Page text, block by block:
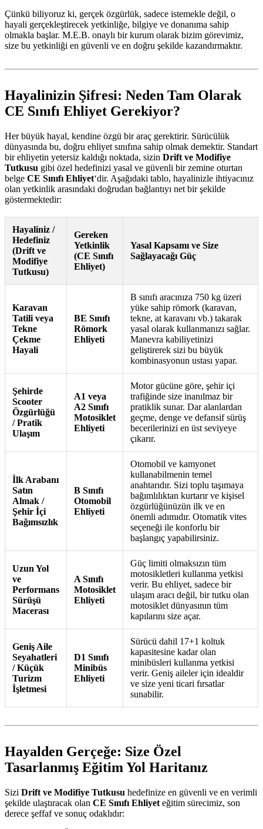
Çünkü biliyoruz ki, gerçek özgürlük, sadece istemekle değil, o
hayali gerçekleştirecek yetkinliğe, bilgiye ve donanıma sahip
olmakla başlar. M.E.B. onaylı bir kurum olarak bizim görevimiz,
size bu yetkinliği en güvenli ve en doğru şekilde kazandırmaktır.
Hayalinizin Şifresi: Neden Tam Olarak
CE Sınıfı Ehliyet Gerekiyor?
Her büyük hayal, kendine özgü bir araç gerektirir. Sürücülük
dünyasında bu, doğru ehliyet sınıfına sahip olmak demektir. Standart
bir ehliyetin yetersiz kaldığı noktada, sizin Drift ve Modifiye
Tutkusu gibi özel hedefinizi yasal ve güvenli bir zemine oturtan
belge CE Sınıfı Ehliyet‘dir. Aşağıdaki tablo, hayalinizle ihtiyacınız
olan yetkinlik arasındaki doğrudan bağlantıyı net bir şekilde
göstermektedir:
Hayaliniz /
Hedefiniz
(Drift ve
Modifiye
Tutkusu)
Gereken
Yetkinlik
(CE Sınıfı
Ehliyet)
Yasal Kapsamı ve Size
Sağlayacağı Güç
Karavan
Tatili veya
Tekne
Çekme
Hayali
BE Sınıfı
Römork
Ehliyeti
B sınıfı aracınıza 750 kg üzeri
yüke sahip römork (karavan,
tekne, at karavanı vb.) takarak
yasal olarak kullanmanızı sağlar.
Manevra kabiliyetinizi
geliştirerek sizi bu büyük
kombinasyonun ustası yapar.
Şehirde
Scooter
Özgürlüğü
/ Pratik
Ulaşım
A1 veya
A2 Sınıfı
Motosiklet
Ehliyeti
Motor gücüne göre, şehir içi
trafiğinde size inanılmaz bir
pratiklik sunar. Dar alanlardan
geçme, denge ve defansif sürüş
becerilerinizi en üst seviyeye
çıkarır.
İlk Arabanı
Satın
Almak /
Şehir İçi
Bağımsızlık
B Sınıfı
Otomobil
Ehliyeti
Otomobil ve kamyonet
kullanabilmenin temel
anahtarıdır. Sizi toplu taşımaya
bağımlılıktan kurtarır ve kişisel
özgürlüğünüzün ilk ve en
önemli adımıdır. Otomatik vites
seçeneği ile konforlu bir
başlangıç yapabilirsiniz.
Uzun Yol
ve
Performans
Sürüşü
Macerası
A Sınıfı
Motosiklet
Ehliyeti
Güç limiti olmaksızın tüm
motosikletleri kullanma yetkisi
verir. Bu ehliyet, sadece bir
ulaşım aracı değil, bir tutku olan
motosiklet dünyasının tüm
kapılarını size açar.
Geniş Aile
Seyahatleri
/ Küçük
Turizm
İşletmesi
D1 Sınıfı
Minibüs
Ehliyeti
Sürücü dahil 17+1 koltuk
kapasitesine kadar olan
minibüsleri kullanma yetkisi
verir. Geniş aileler için idealdir
ve size yeni ticari fırsatlar
sunabilir.
Hayalden Gerçeğe: Size Özel
Tasarlanmış Eğitim Yol Haritanız
Sizi Drift ve Modifiye Tutkusu hedefinize en güvenli ve en verimli
şekilde ulaştıracak olan CE Sınıfı Ehliyet eğitim sürecimiz, son
derece şeffaf ve sonuç odaklıdır: